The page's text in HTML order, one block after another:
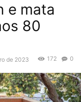
e mata
80
de 2023 0
172